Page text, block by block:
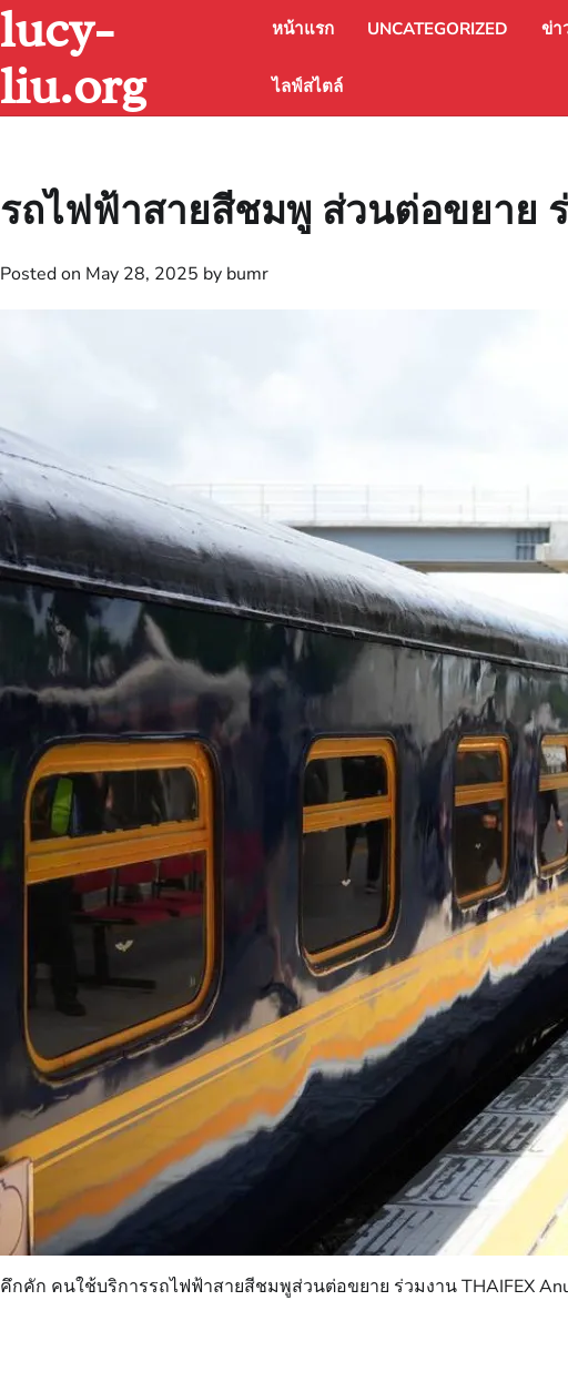
Skip
to
content
lucy-
liu.org
หน้าแรก UNCATEGORIZED ข่า
ไลฟ์สไตล์
รถไฟฟ้าสายสีชมพู ส่วนต่อขยาย
Posted on May 28, 2025 by bumr
คึกคัก คนใช้บริการรถไฟฟ้าสายสีชมพูส่วนต่อขยาย ร่วมงาน THAIFEX